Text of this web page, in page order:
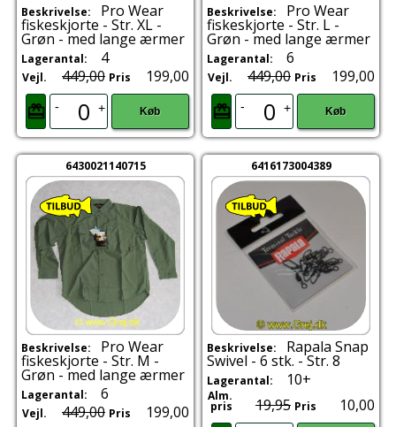
Beskrivelse: Pro Wear
fiskeskjorte - Str. XL -
Grøn - med lange ærmer
Lagerantal: 4
Vejl. 449,00 Pris 199,00
- + Køb
Beskrivelse: Pro Wear
fiskeskjorte - Str. L -
Grøn - med lange ærmer
Lagerantal: 6
Vejl. 449,00 Pris 199,00
- + Køb
6430021140715
Beskrivelse: Pro Wear
fiskeskjorte - Str. M -
Grøn - med lange ærmer
Lagerantal: 6
Vejl. 449,00 Pris 199,00
6416173004389
Beskrivelse: Rapala Snap
Swivel - 6 stk. - Str. 8
Lagerantal: 10+
Alm.
pris 19,95 Pris 10,00